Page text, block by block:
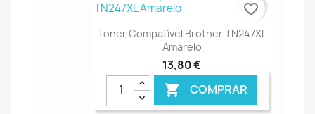
Toner Compatível Brother TN247XL
Amarelo
13,80 €
 COMPRAR
favorite_border